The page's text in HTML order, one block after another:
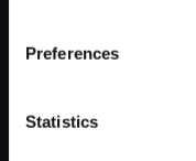
Preferences
Statistics
おすすめ商品